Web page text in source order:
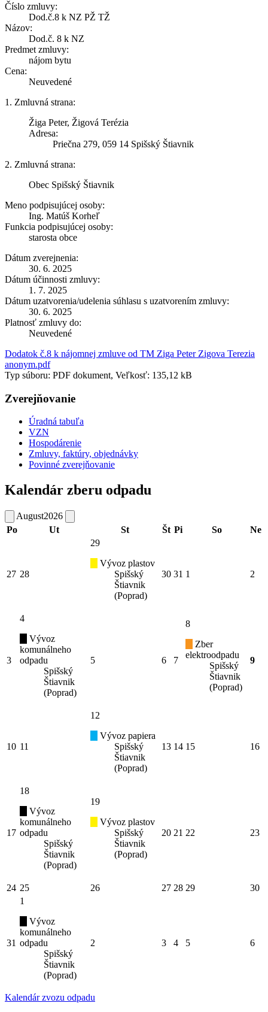
Číslo zmluvy:
Dod.č.8 k NZ PŽ TŽ
Názov:
Dod.č. 8 k NZ
Predmet zmluvy:
nájom bytu
Cena:
Neuvedené
1. Zmluvná strana:
Žiga Peter, Žigová Terézia
Adresa:
Priečna 279, 059 14 Spišský Štiavnik
2. Zmluvná strana:
Obec Spišský Štiavnik
Meno podpisujúcej osoby:
Ing. Matúš Korheľ
Funkcia podpisujúcej osoby:
starosta obce
Dátum zverejnenia:
30. 6. 2025
Dátum účinnosti zmluvy:
1. 7. 2025
Dátum uzatvorenia/udelenia súhlasu s uzatvorením zmluvy:
30. 6. 2025
Platnosť zmluvy do:
Neuvedené
Dodatok č.8 k nájomnej zmluve od TM Ziga Peter Zigova Terezia
anonym.pdf
Typ súboru: PDF dokument, Veľkosť: 135,12 kB
Zverejňovanie
Úradná tabuľa
VZN
Hospodárenie
Zmluvy, faktúry, objednávky
Povinné zverejňovanie
Kalendár zberu odpadu
August2026
Po
Ut St Št Pi So Ne
27 28
29
Vývoz plastov
Spišský
Štiavnik
(Poprad)
30 31 1 2
3
4
Vývoz
komunálneho
odpadu
Spišský
Štiavnik
(Poprad)
5 6 7
8
Zber
elektroodpadu
Spišský
Štiavnik
(Poprad)
9
10 11
12
Vývoz papiera
Spišský
Štiavnik
(Poprad)
13 14 15 16
17
18
Vývoz
komunálneho
odpadu
Spišský
Štiavnik
(Poprad)
19
Vývoz plastov
Spišský
Štiavnik
(Poprad)
20 21 22 23
24 25 26 27 28 29 30
31
1
Vývoz
komunálneho
odpadu
Spišský
Štiavnik
(Poprad)
2 3 4 5 6
Kalendár zvozu odpadu